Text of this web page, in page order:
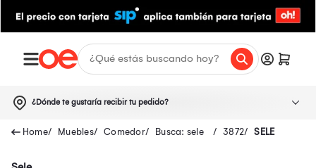
¿Dónde te gustaría recibir tu pedido?
Muebles Comedor Busca: sele 3872 SELE